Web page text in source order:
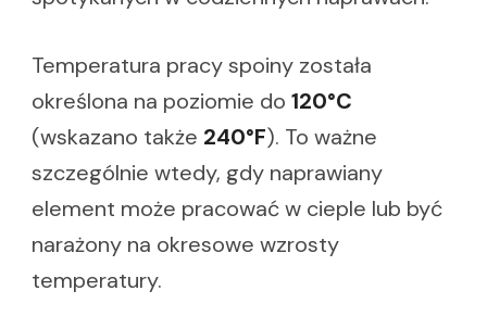
Temperatura pracy spoiny została
określona na poziomie do 120°C
(wskazano także 240°F). To ważne
szczególnie wtedy, gdy naprawiany
element może pracować w cieple lub być
narażony na okresowe wzrosty
temperatury.